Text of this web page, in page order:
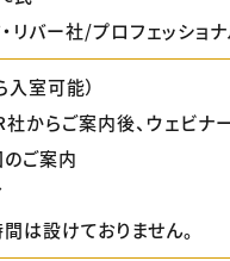
・リバー社/プロフェッショ
入室可能）
らご案内後、ウェビナ
ご案内
は設けておりません。